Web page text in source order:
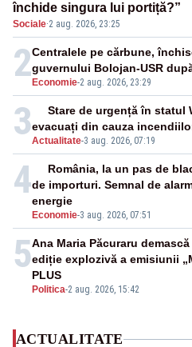
închide singura lui portiță?”
Sociale·2 aug. 2026, 23:25
2 Economie-2 aug. 2026, 23:29
Centralele pe cărbune,
guvernului Bolojan-USR
3Actualitate-3 aug. 2026, 07:19
Stare de urgență în statul
evacuați din cauza
4
Economie-3 aug. 2026, 07:51
România, la un pas de
de importuri. Semnal de
energie
5
Politica-2 aug. 2026, 15:42
Ana Maria Păcuraru
ediție explozivă a emisiunii
PLUS
ACTUALITATE